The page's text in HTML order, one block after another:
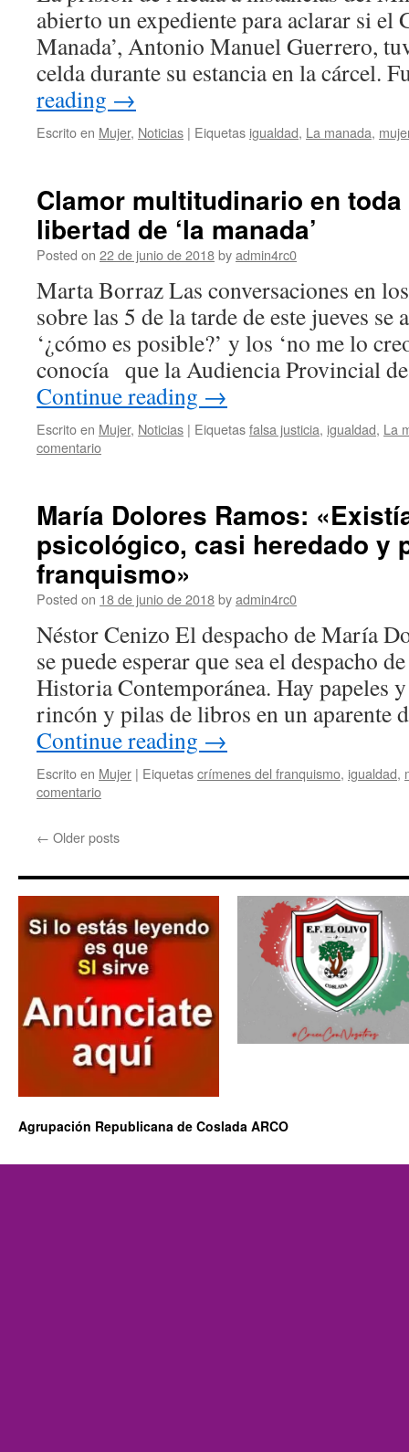
abierto un expediente para aclarar si el
Manada’, Antonio Manuel Guerrero,
celda durante su estancia en la cárcel.
reading →
Escrito en Mujer, Noticias | Eiquetas igualdad, La manada,
Clamor multitudinario en
libertad de ‘la manada’
Posted on 22 de junio de 2018byadmin4rc0
Marta Borraz Las conversaciones en
sobre las 5 de la tarde de este jueves se
‘¿cómo es posible?’ y los ‘no me lo
conocía que la Audiencia Provincial
Continue reading →
Escrito en Mujer, Noticias | Eiquetasfalsa justicia, igualdad, La
comentario
María Dolores Ramos:
psicológico, casi heredado y
franquismo»
Posted on 18 de junio de 2018byadmin4rc0
Néstor Cenizo El despacho de María
se puede esperar que sea el despacho
Historia Contemporánea. Hay papeles
rincón y pilas de libros en un aparente
Continue reading →
Escrito en Mujer | Eiquetascrímenes del franquismo, igualdad,
comentario
← Older posts
Agrupación Republicana de Coslada ARCO